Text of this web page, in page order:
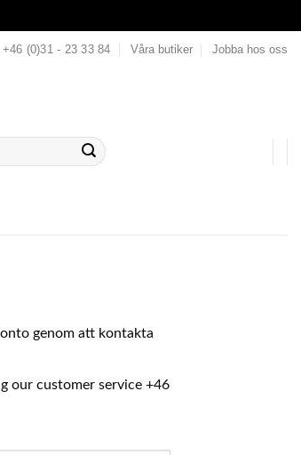
+46 (0)31 - 23 33 84 Våra butiker Jobba hos oss
genom att kontakta
our customer service +46